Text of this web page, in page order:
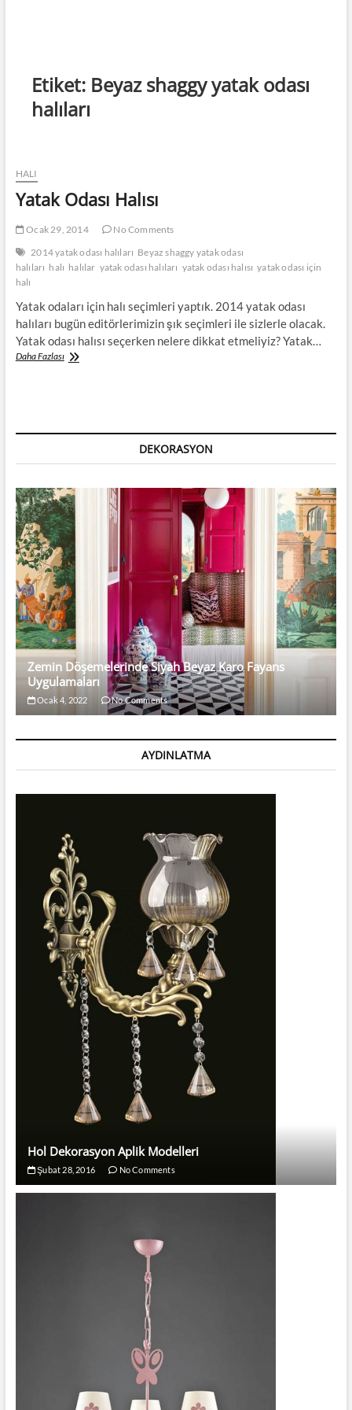
Etiket: Beyaz shaggy yatak odası
halıları
HALI
Yatak Odası Halısı
Ocak 29, 2014
No Comments
2014 yatak odası halıları Beyaz shaggy yatak odası
halıları halı halılar yatak odası halıları yatak odası halısı yatak odası için
halı
Yatak odaları için halı seçimleri yaptık. 2014 yatak odası
halıları bugün editörlerimizin şık seçimleri ile sizlerle olacak.
Yatak odası halısı seçerken nelere dikkat etmeliyiz? Yatak…
Daha FazlasıYatak
DEKORASYON
Zemin Döşemelerinde Siyah Beyaz Karo Fayans
Uygulamaları
Ocak 4, 2022 No Comments
AYDINLATMA
Hol Dekorasyon Aplik Modelleri
Şubat 28, 2016 No Comments